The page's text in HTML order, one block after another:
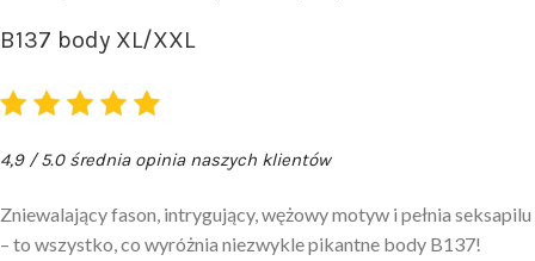
B137 body XL/XXL
4,9 / 5.0 średnia opinia naszych klientów
Zniewalający fason, intrygujący, wężowy motyw i pełnia seksapilu
– to wszystko, co wyróżnia niezwykle pikantne body B137!